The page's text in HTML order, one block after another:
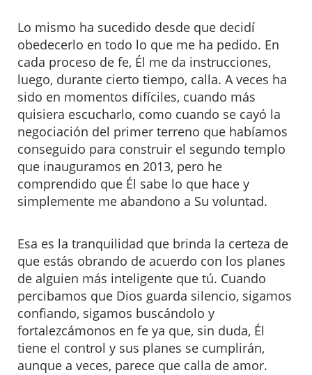
Lo mismo ha sucedido desde que decidí
obedecerlo en todo lo que me ha pedido. En
cada proceso de fe, Él me da instrucciones,
luego, durante cierto tiempo, calla. A veces ha
sido en momentos difíciles, cuando más
quisiera escucharlo, como cuando se cayó la
negociación del primer terreno que habíamos
conseguido para construir el segundo templo
que inauguramos en 2013, pero he
comprendido que Él sabe lo que hace y
simplemente me abandono a Su voluntad.
Esa es la tranquilidad que brinda la certeza de
que estás obrando de acuerdo con los planes
de alguien más inteligente que tú. Cuando
percibamos que Dios guarda silencio, sigamos
confiando, sigamos buscándolo y
fortalezcámonos en fe ya que, sin duda, Él
tiene el control y sus planes se cumplirán,
aunque a veces, parece que calla de amor.